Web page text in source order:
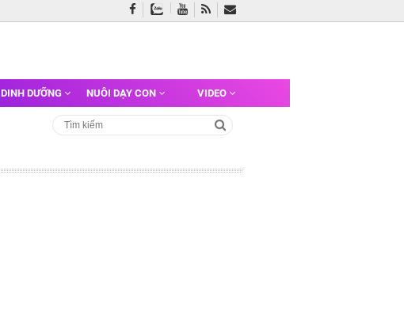
DINH DƯỠNG NUÔI DẠY CON VIDEO